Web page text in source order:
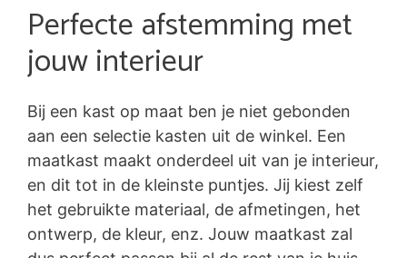
Perfecte afstemming met
jouw interieur
Bij een kast op maat ben je niet gebonden
aan een selectie kasten uit de winkel. Een
maatkast maakt onderdeel uit van je interieur,
en dit tot in de kleinste puntjes. Jij kiest zelf
het gebruikte materiaal, de afmetingen, het
ontwerp, de kleur, enz. Jouw maatkast zal